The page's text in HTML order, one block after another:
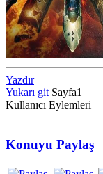
Yazdır
Yukarı git Sayfa1
Kullanıcı Eylemleri
Konuyu Paylaş